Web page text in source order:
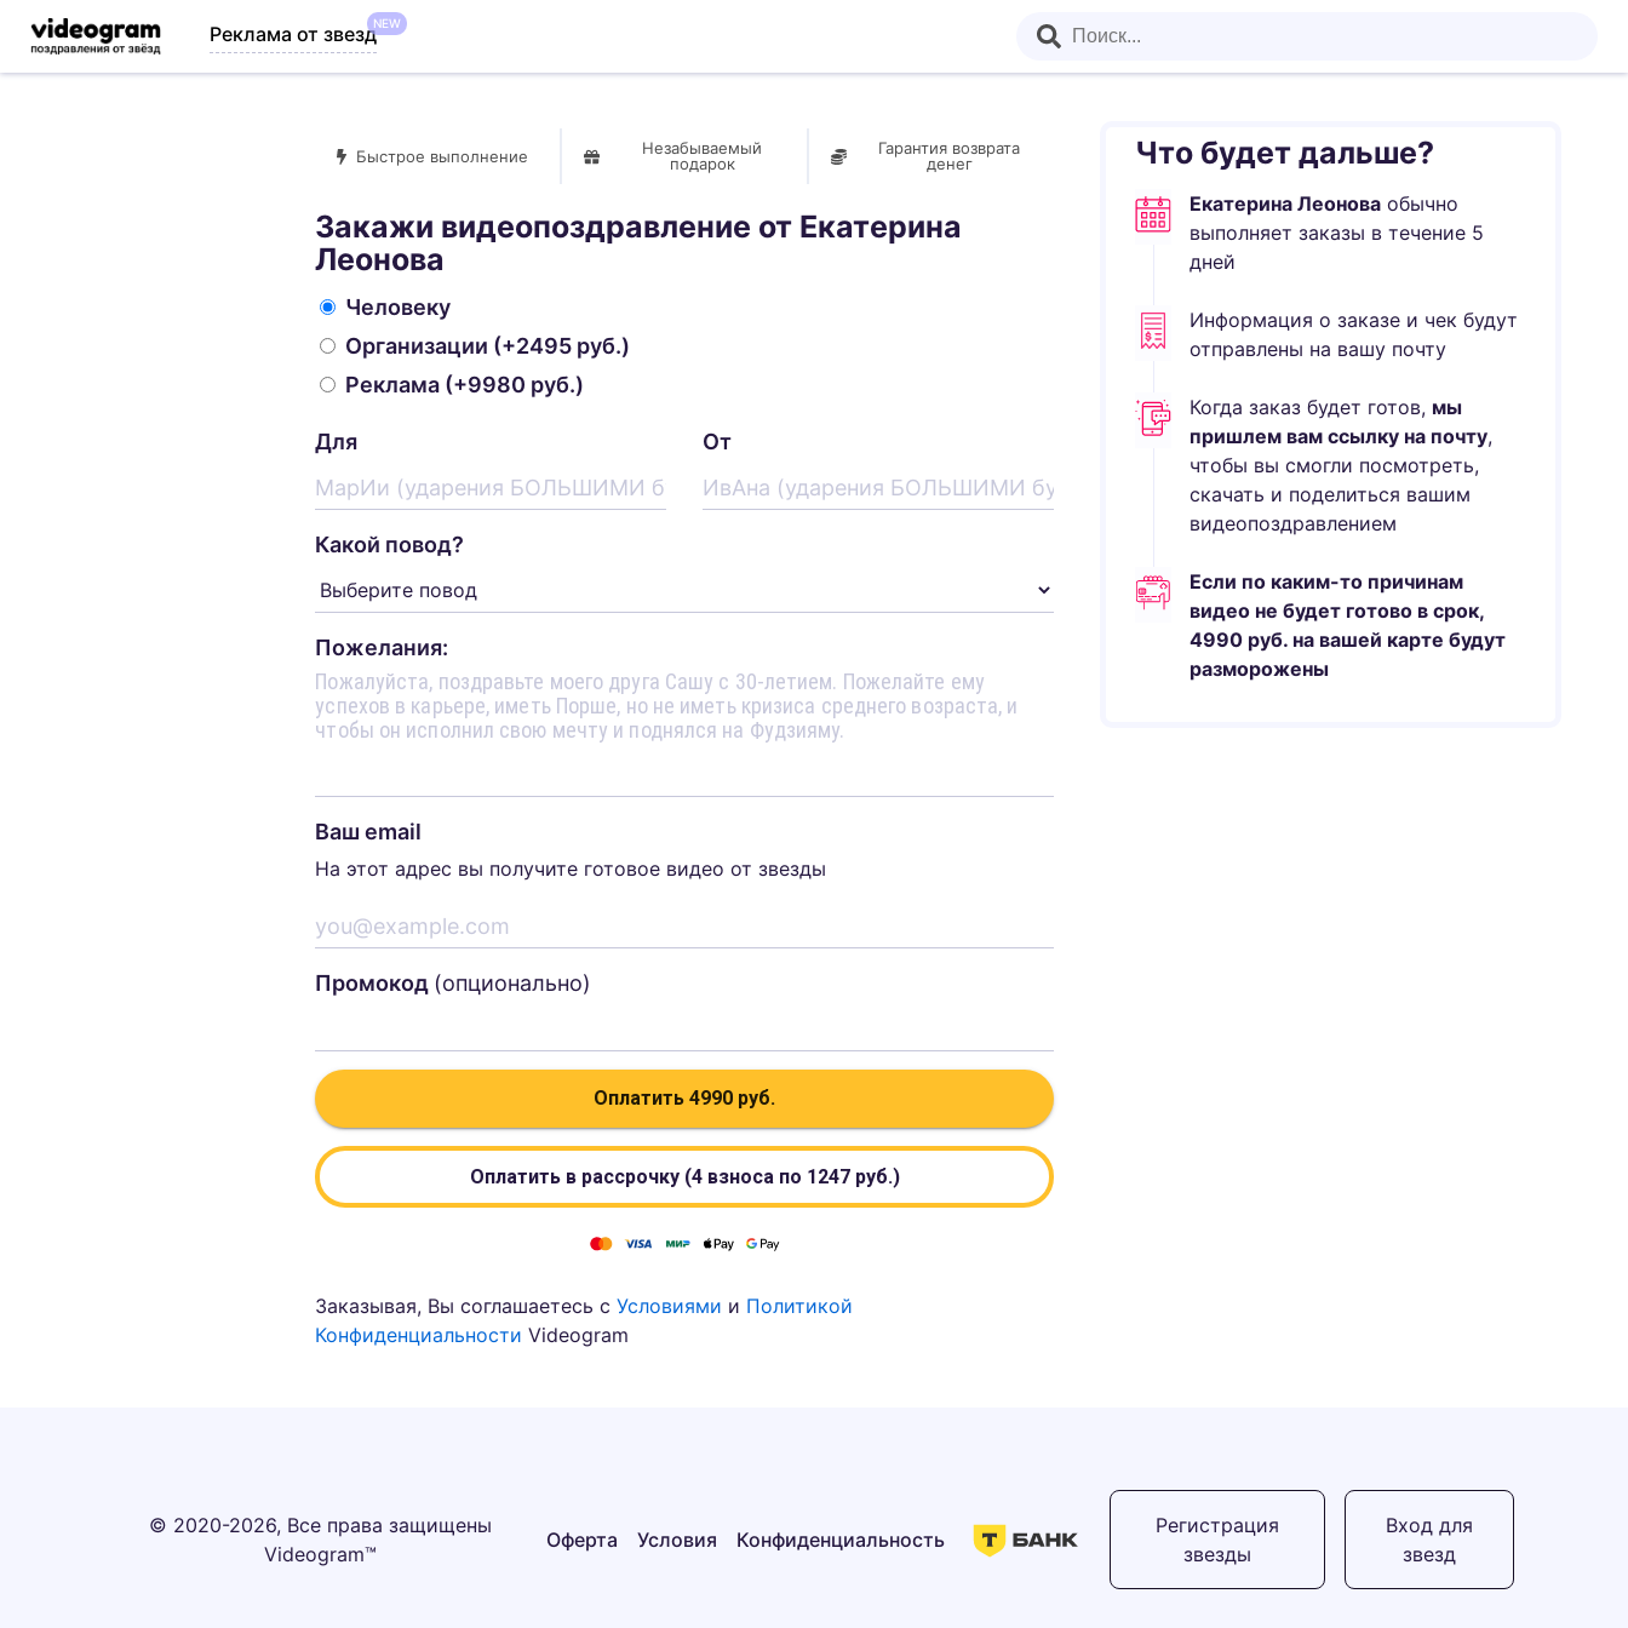
Реклама от звездNEW
Быстрое выполнение
Незабываемый
подарок
Гарантия возврата
денег
Закажи видеопоздравление от Екатерина
Леонова
Человеку
Организации (+2495 руб.)
Реклама (+9980 руб.)
Для От
Какой повод?
Пожелания:
Ваш email
На этот адрес вы получите готовое видео от звезды
Промокод (опционально)
Оплатить4990 руб.
Оплатить в рассрочку (4 взноса по 1247руб.)
Что будет дальше?
Екатерина Леонова обычно
выполняетзаказы в течение 5
дней
Информация о заказе и чек будут
отправлены на вашу почту
Когда заказ будет готов, мы
пришлем вам ссылку на почту,
чтобы вы смогли посмотреть,
скачать и поделиться вашим
видеопоздравлением
Если по каким-то причинам
видео не будет готово в срок,
4990 руб. на вашей карте будут
разморожены
Заказывая, Вы соглашаетесь сУсловиями и Политикой
Конфиденциальности Videogram
© 2020-2026, Все права защищены
Videogram™
Оферта Условия Конфиденциальность
Регистрация
звезды
Вход для
звезд